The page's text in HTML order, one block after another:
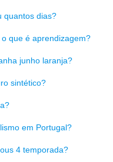
quantos dias?
que é aprendizagem?
junho laranja?
sintético?
em Portugal?
4 temporada?